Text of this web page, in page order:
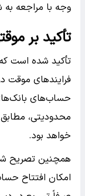
وجه با مراجعه
تأکید بر
تأکید شده است
فرایندهای موقت
حساب‌های
محدودیتی،
خواهد بود.
همچنین تصریح
امکان افتتاح